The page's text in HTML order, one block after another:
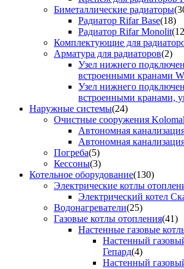
Биметаллические радиаторы
Радиатор Rifar Base(18)
Радиатор Rifar Monolit
Комплектующие для
Арматура для радиаторов(2)
Узел нижнего
встроенными кранами
Узел нижнего
встроенными кранами,
Наружные системы(24)
Очистные сооружения
Автономная
Автономная
Погреба(5)
Кессоны(3)
Котельное оборудование(130)
Электрические котлы
Электрический котел
Водонагреватели(25)
Газовые котлы отопления(41)
Настенные газовые
Настенный
Гепард(4)
Настенный